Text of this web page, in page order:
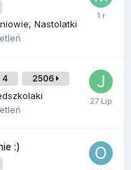
Nastolatki
4 2506
:)